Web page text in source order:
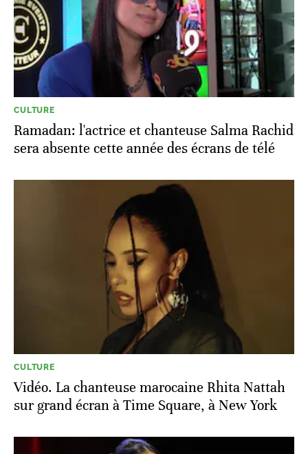
CULTURE
Ramadan: l'actrice et chanteuse Salma Rachid
sera absente cette année des écrans de télé
CULTURE
Vidéo. La chanteuse marocaine Rhita Nattah
sur grand écran à Time Square, à New York